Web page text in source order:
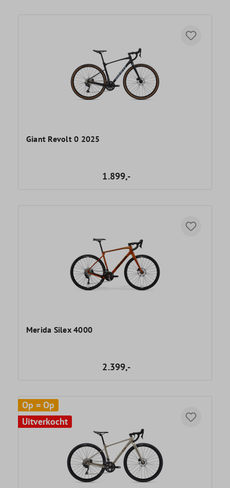
Giant Revolt 0 2025
1.899,-
Merida Silex 4000
2.399,-
Op = Op
Uitverkocht